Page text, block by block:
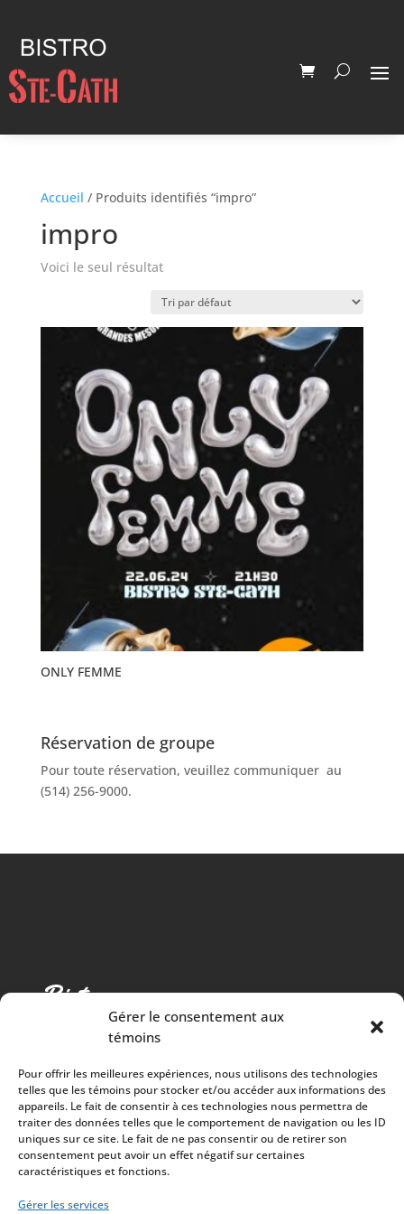
Gérer le consentement aux
témoins
Pour offrir les meilleures expériences, nous utilisons des technologies
telles que les témoins pour stocker et/ou accéder aux informations des
appareils. Le fait de consentir à ces technologies nous permettra de
traiter des données telles que le comportement de navigation ou les ID
uniques sur ce site. Le fait de ne pas consentir ou de retirer son
consentement peut avoir un effet négatif sur certaines
caractéristiques et fonctions.
Gérer les services
Accueil / Produits identifiés “impro”
impro
Voici le seul résultat
ONLY FEMME
Réservation de groupe
Pour toute réservation, veuillez communiquer au
(514) 256-9000.
Cuisine chaleureuse, spectacles de qualité et 100%
des surplus versés à la communauté
À PROPOS
Mission